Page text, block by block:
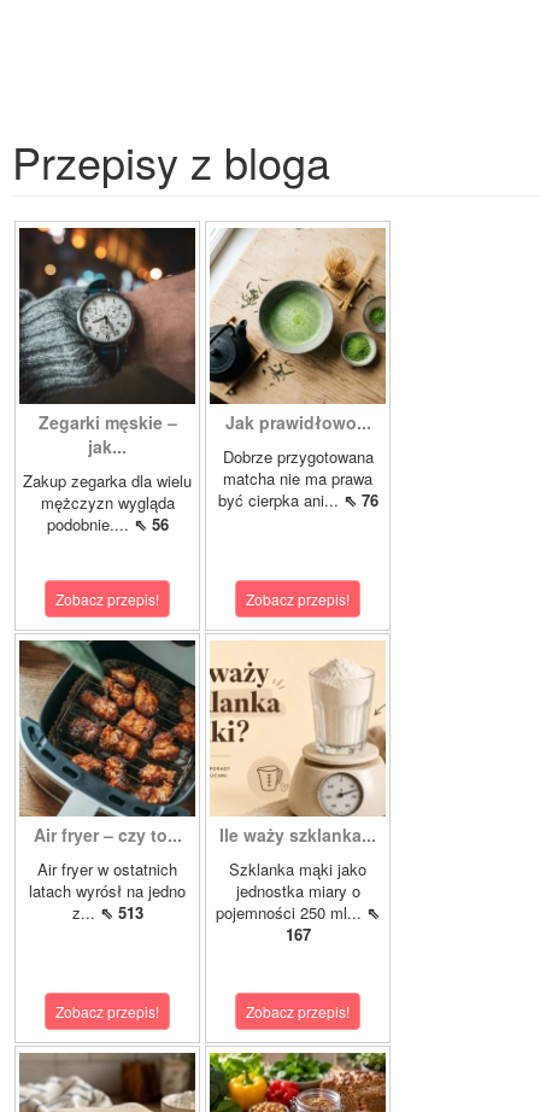
Przepisy z bloga
Zegarki męskie –
jak...
Zakup zegarka dla wielu
mężczyzn wygląda
podobnie.... ⇖ 56
Zobacz przepis!
Jak prawidłowo...
Dobrze przygotowana
matcha nie ma prawa
być cierpka ani... ⇖ 76
Zobacz przepis!
Air fryer – czy to...
Air fryer w ostatnich
latach wyrósł na jedno
z... ⇖ 513
Zobacz przepis!
Ile waży szklanka...
Szklanka mąki jako
jednostka miary o
pojemności 250 ml... ⇖
167
Zobacz przepis!